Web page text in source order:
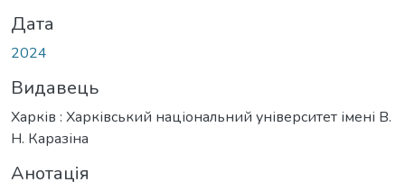
Дата
2024
Видавець
Харків : Харківський національний університет імені В.
Н. Каразіна
Анотація